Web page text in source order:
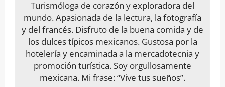
Turismóloga de corazón y exploradora del
mundo. Apasionada de la lectura, la fotografía
y del francés. Disfruto de la buena comida y de
los dulces típicos mexicanos. Gustosa por la
hotelería y encaminada a la mercadotecnia y
promoción turística. Soy orgullosamente
mexicana. Mi frase: “Vive tus sueños”.